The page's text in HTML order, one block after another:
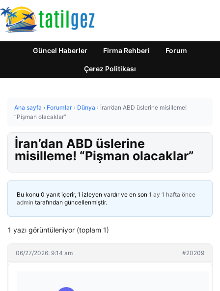
Güncel Haberler Firma Rehberi Forum
Çerez Politikası
Ana sayfa › Forumlar › Dünya › İran’dan ABD üslerine misilleme!
“Pişman olacaklar”
İran’dan ABD üslerine
misilleme! “Pişman olacaklar”
Bu konu 0 yanıt içerir, 1 izleyen vardır ve en son 1 ay 1 hafta önce
admin tarafından güncellenmiştir.
1 yazı görüntüleniyor (toplam 1)
06/27/2026: 9:14 am #20209